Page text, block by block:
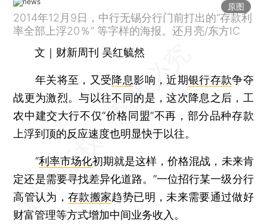
原图
2014年12月9日，中行无锡分行门前打出的“存款利
率全部上浮20％” 等字样的海报。还月亮/东方IC
文｜财新周刊 吴红毓然
年关将至，又受降息影响，近期银行存款争夺
战更为激烈。与以往不同的是，这次降息之后，工
农中建交大行不仅“价格同盟”不再，部分品种存款
上浮到顶的反应速度也明显快于以往。
“利率市场化初期就是这样，价格混战，未来肯
定还是需要寻找差异化道路。”一位招行某一级分行
高管认为，存款搬家趋势已明，未来需要通过做好
财富管理等方式增加中间业务收入。